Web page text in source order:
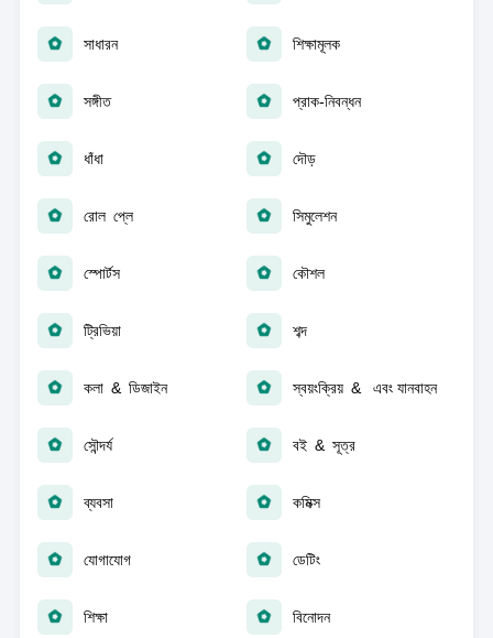
সাধারন শিক্ষামূলক
সঙ্গীত প্রাক-নিবন্ধন
ধাঁধা দৌড়
রোল প্লে সিমুলেশন
স্পোর্টস কৌশল
ট্রিভিয়া শব্দ
কলা & ডিজাইন স্বয়ংক্রিয় & এবং যানবাহন
সৌন্দর্য বই & সূত্র
ব্যবসা কমিক্স
যোগাযোগ ডেটিং
শিক্ষা বিনোদন